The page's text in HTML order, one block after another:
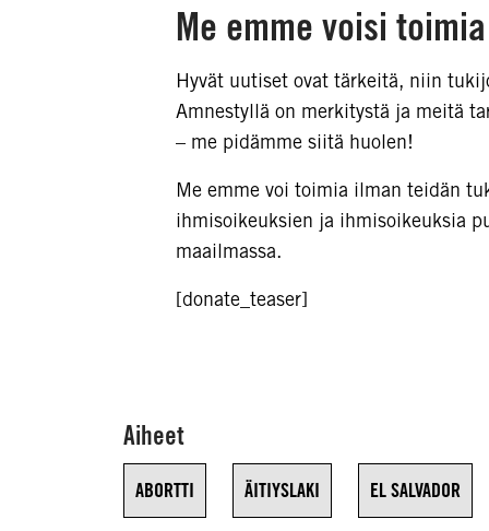
Me emme voisi
Hyvät uutiset ovat tärkeitä, niin
Amnestyllä on merkitystä ja meitä
– me pidämme siitä huolen!
Me emme voi toimia ilman teidän
ihmisoikeuksien ja ihmisoikeuksia
maailmassa.
[donate_teaser]
Aiheet
ABORTTI ÄITIYSLAKI EL SALVADOR